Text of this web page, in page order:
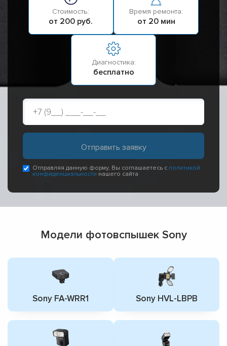
Стоимость:
от 200 руб.
Время ремонта:
от 20 мин
Диагностика:
бесплатно
Отправляя данную форму, Вы соглашаетесь с политикой
конфиденциальности нашего сайта
Модели фотовспышек Sony
Sony FA-WRR1 Sony HVL-LBPB